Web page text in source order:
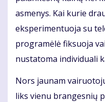
asmenys. Kai kurie
eksperimentuoja su
programėlė fiksuoja
nustatoma individuali
Nors jaunam
liks vienu brangesnių